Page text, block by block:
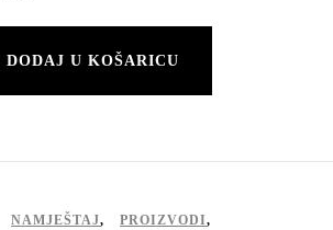
DODAJ U KOŠARICU
NAMJEŠTAJ, PROIZVODI,